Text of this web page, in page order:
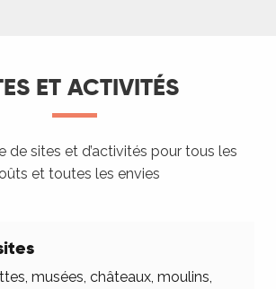
ET ACTIVITÉS
de sites et d’activités pour tous les
et toutes les envies
musées, châteaux, moulins,